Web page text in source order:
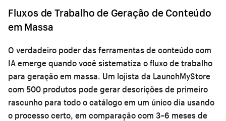
Fluxos de Trabalho de Geração de Conteúdo
em Massa
O verdadeiro poder das ferramentas de conteúdo com
IA emerge quando você sistematiza o fluxo de trabalho
para geração em massa. Um lojista da LaunchMyStore
com 500 produtos pode gerar descrições de primeiro
rascunho para todo o catálogo em um único dia usando
o processo certo, em comparação com 3–6 meses de